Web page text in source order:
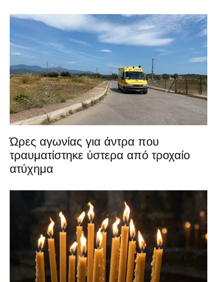
Ώρες αγωνίας για άντρα που
τραυματίστηκε ύστερα από τροχαίο
ατύχημα